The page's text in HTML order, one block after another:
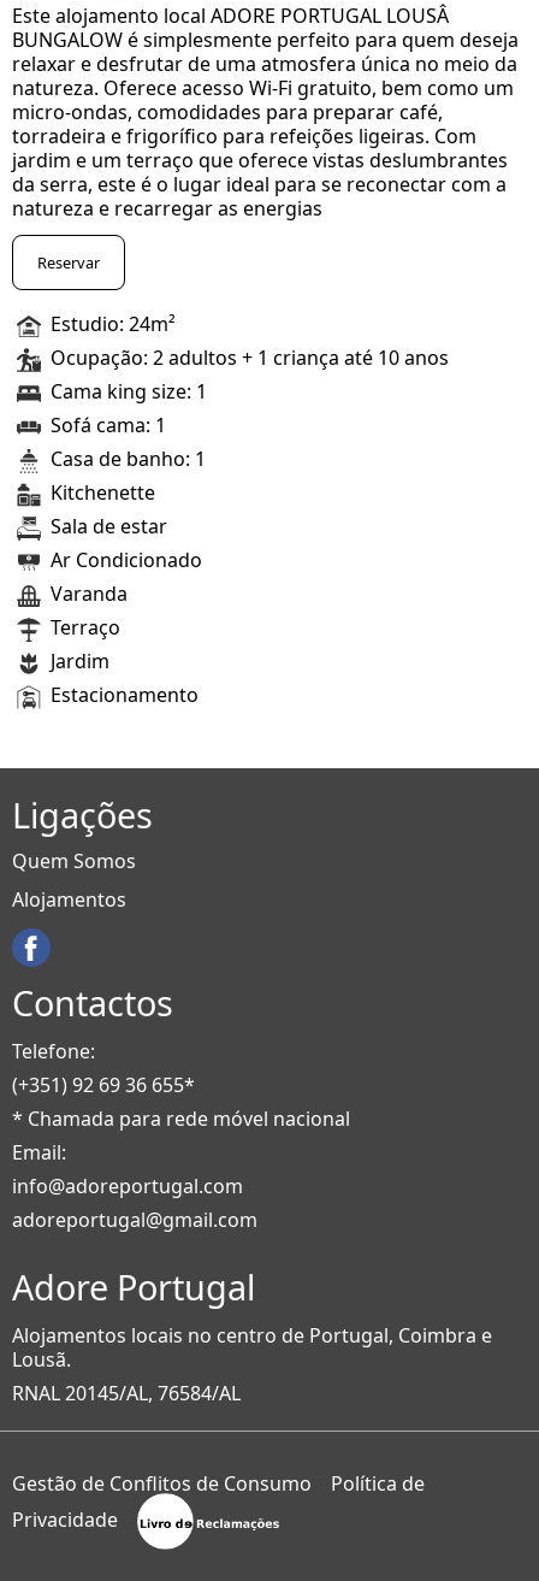
Este alojamento local ADORE PORTUGAL LOUSÂ
BUNGALOW é simplesmente perfeito para quem deseja
relaxar e desfrutar de uma atmosfera única no meio da
natureza. Oferece acesso Wi-Fi gratuito, bem como um
micro-ondas, comodidades para preparar café,
torradeira e frigorífico para refeições ligeiras. Com
jardim e um terraço que oferece vistas deslumbrantes
da serra, este é o lugar ideal para se reconectar com a
natureza e recarregar as energias
Reservar
Estudio: 24m²
Ocupação: 2 adultos + 1 criança até 10 anos
Cama king size: 1
Sofá cama: 1
Casa de banho: 1
Kitchenette
Sala de estar
Ar Condicionado
Varanda
Terraço
Jardim
Estacionamento
Ligações
Quem Somos
Alojamentos
Contactos
Telefone:
(+351) 92 69 36 655*
* Chamada para rede móvel nacional
Email:
info@adoreportugal.com
adoreportugal@gmail.com
Adore Portugal
Alojamentos locais no centro de Portugal, Coimbra e
Lousã.
RNAL 20145/AL, 76584/AL
Gestão de Conflitos de Consumo
Política de
Privacidade